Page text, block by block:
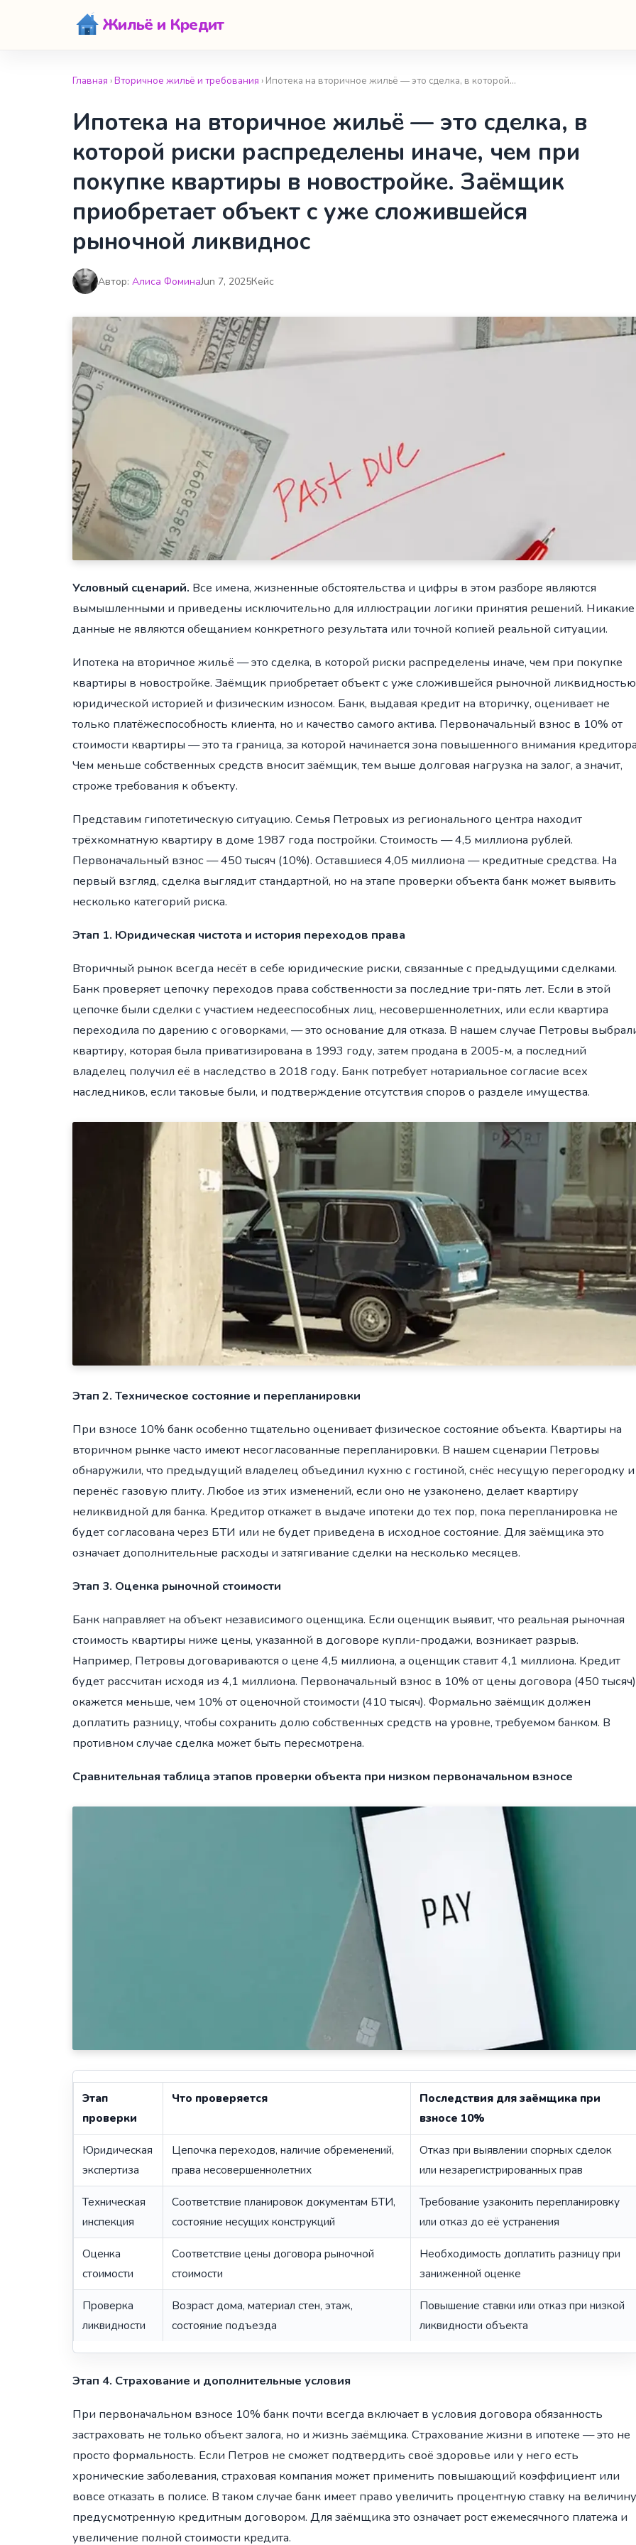
Жильё и Кредит
Главная ›Вторичное жильё и требования › Ипотека на вторичное жильё — это сделка, в которой…
Ипотека на вторичное жильё — это сделка, в
которой риски распределены иначе, чем при
покупке квартиры в новостройке. Заёмщик
приобретает объект с уже сложившейся
рыночной ликвиднос
Автор: Алиса ФоминаJun 7, 2025Кейс
Условный сценарий. Все имена, жизненные обстоятельства и цифры в этом разборе являются
вымышленными и приведены исключительно для иллюстрации логики принятия решений. Никакие
данные не являются обещанием конкретного результата или точной копией реальной ситуации.
Ипотека на вторичное жильё — это сделка, в которой риски распределены иначе, чем при покупке
квартиры в новостройке. Заёмщик приобретает объект с уже сложившейся рыночной
юридической историей и физическим износом. Банк, выдавая кредит на вторичку, оценивает не
только платёжеспособность клиента, но и качество самого актива. Первоначальный взнос в 10% от
стоимости квартиры — это та граница, за которой начинается зона повышенного внимания
Чем меньше собственных средств вносит заёмщик, тем выше долговая нагрузка на залог, а значит,
строже требования к объекту.
Представим гипотетическую ситуацию. Семья Петровых из регионального центра находит
трёхкомнатную квартиру в доме 1987 года постройки. Стоимость — 4,5 миллиона рублей.
Первоначальный взнос — 450 тысяч (10%). Оставшиеся 4,05 миллиона — кредитные средства. На
первый взгляд, сделка выглядит стандартной, но на этапе проверки объекта банк может выявить
несколько категорий риска.
Этап 1. Юридическая чистота и история переходов права
Вторичный рынок всегда несёт в себе юридические риски, связанные с предыдущими сделками.
Банк проверяет цепочку переходов права собственности за последние три-пять лет. Если в этой
цепочке были сделки с участием недееспособных лиц, несовершеннолетних, или если квартира
переходила по дарению с оговорками, — это основание для отказа. В нашем случае Петровы
квартиру, которая была приватизирована в 1993 году, затем продана в 2005-м, а последний
владелец получил её в наследство в 2018 году. Банк потребует нотариальное согласие всех
наследников, если таковые были, и подтверждение отсутствия споров о разделе имущества.
Этап 2. Техническое состояние и перепланировки
При взносе 10% банк особенно тщательно оценивает физическое состояние объекта. Квартиры на
вторичном рынке часто имеют несогласованные перепланировки. В нашем сценарии Петровы
обнаружили, что предыдущий владелец объединил кухню с гостиной, снёс несущую перегородку и
перенёс газовую плиту. Любое из этих изменений, если оно не узаконено, делает квартиру
неликвидной для банка. Кредитор откажет в выдаче ипотеки до тех пор, пока перепланировка не
будет согласована через БТИ или не будет приведена в исходное состояние. Для заёмщика это
означает дополнительные расходы и затягивание сделки на несколько месяцев.
Этап 3. Оценка рыночной стоимости
Банк направляет на объект независимого оценщика. Если оценщик выявит, что реальная рыночная
стоимость квартиры ниже цены, указанной в договоре купли-продажи, возникает разрыв.
Например, Петровы договариваются о цене 4,5 миллиона, а оценщик ставит 4,1 миллиона. Кредит
будет рассчитан исходя из 4,1 миллиона. Первоначальный взнос в 10% от цены договора (450 тысяч)
окажется меньше, чем 10% от оценочной стоимости (410 тысяч). Формально заёмщик должен
доплатить разницу, чтобы сохранить долю собственных средств на уровне, требуемом банком. В
противном случае сделка может быть пересмотрена.
Сравнительная таблица этапов проверки объекта при низком первоначальном взносе
Этап
проверки
Что проверяется
Последствия для заёмщика при
взносе 10%
Юридическая
экспертиза
Цепочка переходов, наличие обременений,
права несовершеннолетних
Отказ при выявлении спорных сделок
или незарегистрированных прав
Техническая
инспекция
Соответствие планировок документам БТИ,
состояние несущих конструкций
Требование узаконить перепланировку
или отказ до её устранения
Оценка
стоимости
Соответствие цены договора рыночной
стоимости
Необходимость доплатить разницу при
заниженной оценке
Проверка
ликвидности
Возраст дома, материал стен, этаж,
состояние подъезда
Повышение ставки или отказ при низкой
ликвидности объекта
Этап 4. Страхование и дополнительные условия
При первоначальном взносе 10% банк почти всегда включает в условия договора обязанность
застраховать не только объект залога, но и жизнь заёмщика. Страхование жизни в ипотеке — это не
просто формальность. Если Петров не сможет подтвердить своё здоровье или у него есть
хронические заболевания, страховая компания может применить повышающий коэффициент или
вовсе отказать в полисе. В таком случае банк имеет право увеличить процентную ставку на
предусмотренную кредитным договором. Для заёмщика это означает рост ежемесячного платежа и
увеличение полной стоимости кредита.